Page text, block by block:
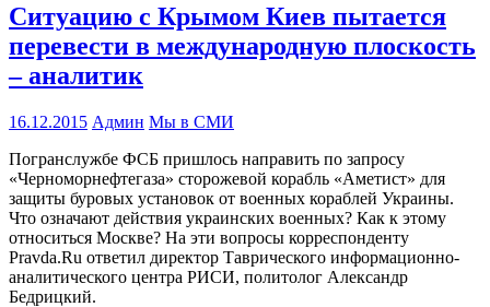
Ситуацию с Крымом Киев пытается
перевести в международную плоскость
– аналитик
16.12.2015 Админ Мы в СМИ
Погранслужбе ФСБ пришлось направить по запросу
«Черноморнефтегаза» сторожевой корабль «Аметист» для
защиты буровых установок от военных кораблей Украины.
Что означают действия украинских военных? Как к этому
относиться Москве? На эти вопросы корреспонденту
Pravda.Ru ответил директор Таврического информационно-
аналитического центра РИСИ, политолог Александр
Бедрицкий.